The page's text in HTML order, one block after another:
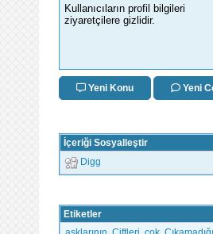
Kullanıcıların profil bilgileri
ziyaretçilere gizlidir.
Yeni Konu Yeni
İçeriği Sosyalleştir
Digg
Etiketler